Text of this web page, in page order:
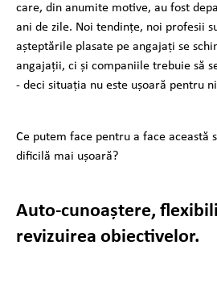
care, din anumite motive, au fost
ani de zile. Noi tendințe, noi profesii
așteptările plasate pe angajați se
angajații, ci și companiile trebuie să
- deci situația nu este ușoară pentru
Ce putem face pentru a face această
dificilă mai ușoară?
Auto-cunoaștere,
revizuirea obiectivelor.